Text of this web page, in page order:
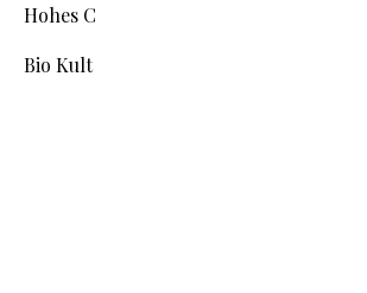
Hohes C
Bio Kult